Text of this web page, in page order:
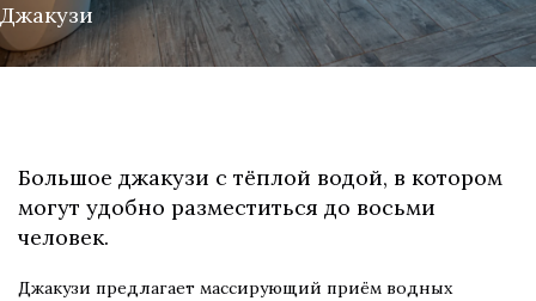
Джакузи
Большое джакузи с тёплой водой, в котором
могут удобно разместиться до восьми
человек.
Джакузи предлагает массирующий приём водных